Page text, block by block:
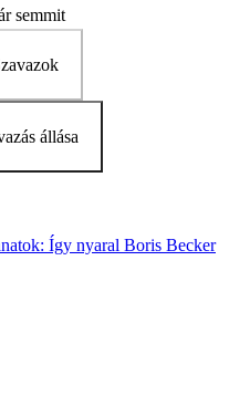
semmit
állása
Így nyaral Boris Becker